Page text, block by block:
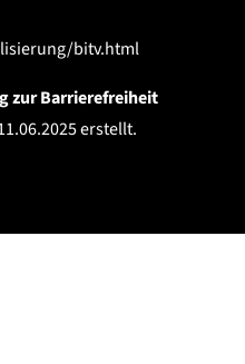
bitv.html
zur Barrierefreiheit
erstellt.